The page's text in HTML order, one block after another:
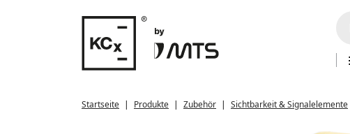
Startseite Produkte Zubehör Sichtbarkeit & Signalelemente